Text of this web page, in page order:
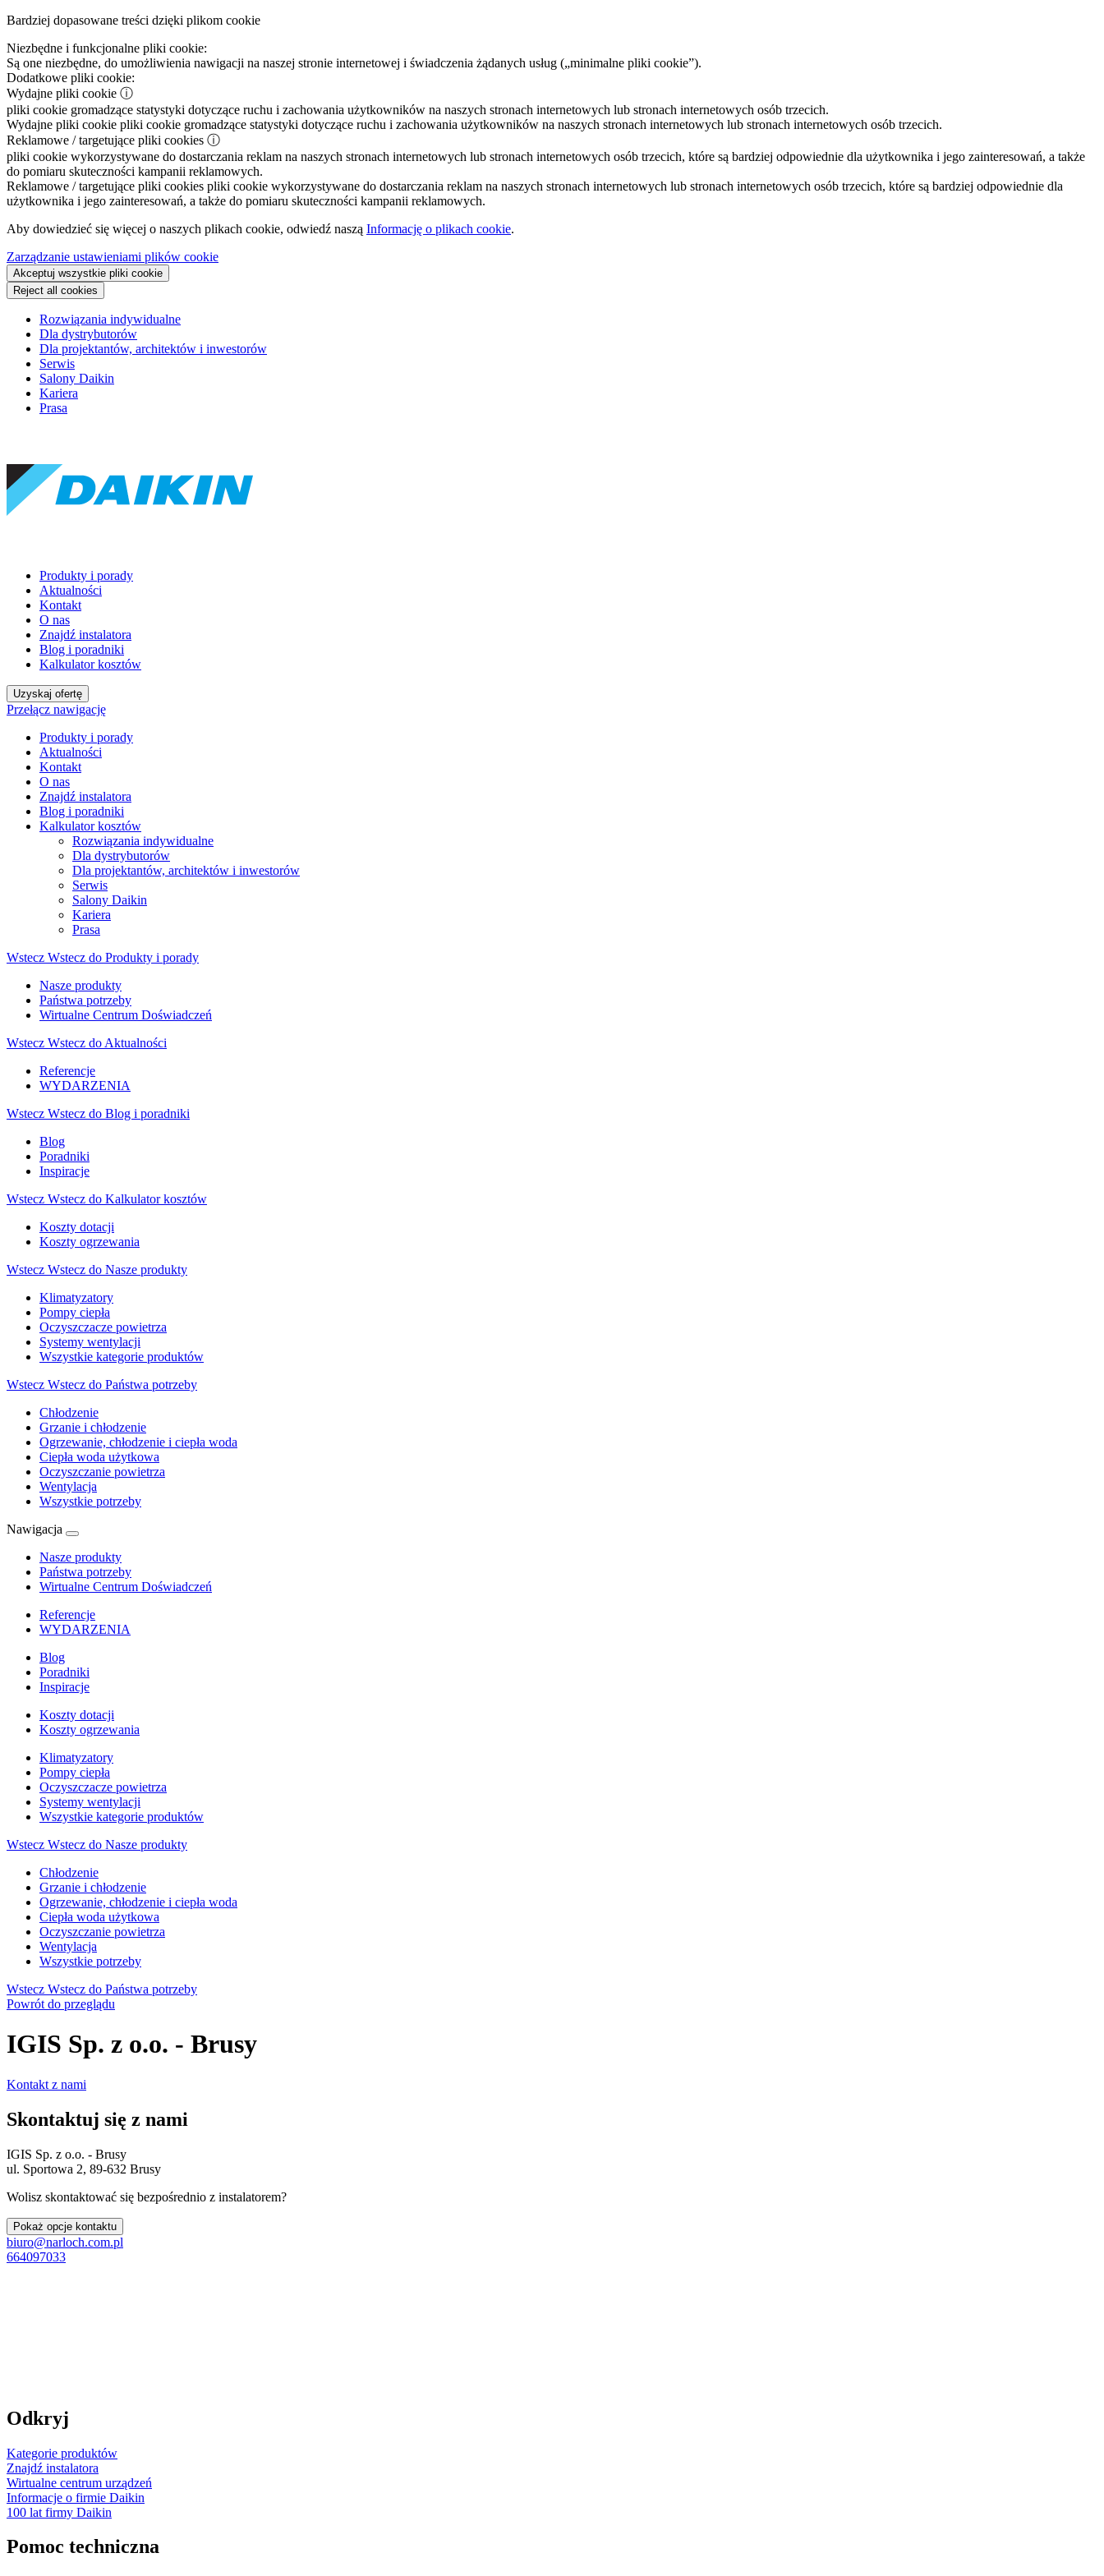
Bardziej dopasowane treści dzięki plikom cookie
Niezbędne i funkcjonalne pliki cookie:
Są one niezbędne, do umożliwienia nawigacji na naszej stronie internetowej i świadczenia żądanych usług („minimalne pliki cookie”).
Dodatkowe pliki cookie:
Wydajne pliki cookie ⓘ
pliki cookie gromadzące statystyki dotyczące ruchu i zachowania użytkowników na naszych stronach internetowych lub stronach internetowych osób trzecich.
Wydajne pliki cookie pliki cookie gromadzące statystyki dotyczące ruchu i zachowania użytkowników na naszych stronach internetowych lub stronach internetowych osób trzecich.
Reklamowe / targetujące pliki cookies ⓘ
pliki cookie wykorzystywane do dostarczania reklam na naszych stronach internetowych lub stronach internetowych osób trzecich, które są bardziej odpowiednie dla użytkownika i jego zainteresowań, a także
do pomiaru skuteczności kampanii reklamowych.
Reklamowe / targetujące pliki cookies pliki cookie wykorzystywane do dostarczania reklam na naszych stronach internetowych lub stronach internetowych osób trzecich, które są bardziej odpowiednie dla
użytkownika i jego zainteresowań, a także do pomiaru skuteczności kampanii reklamowych.
Aby dowiedzieć się więcej o naszych plikach cookie, odwiedź naszą Informację o plikach cookie.
Zarządzanie ustawieniami plików cookie
Akceptuj wszystkie pliki cookie
Reject all cookies
Rozwiązania indywidualne
Dla dystrybutorów
Dla projektantów, architektów i inwestorów
Serwis
Salony Daikin
Kariera
Prasa
Produkty i porady
Aktualności
Kontakt
O nas
Znajdź instalatora
Blog i poradniki
Kalkulator kosztów
Uzyskaj ofertę
Przełącz nawigację
Produkty i porady
Aktualności
Kontakt
O nas
Znajdź instalatora
Blog i poradniki
Kalkulator kosztów
Rozwiązania indywidualne
Dla dystrybutorów
Dla projektantów, architektów i inwestorów
Serwis
Salony Daikin
Kariera
Prasa
Wstecz Wstecz do Produkty i porady
Nasze produkty
Państwa potrzeby
Wirtualne Centrum Doświadczeń
Wstecz Wstecz do Aktualności
Referencje
WYDARZENIA
Wstecz Wstecz do Blog i poradniki
Blog
Poradniki
Inspiracje
Wstecz Wstecz do Kalkulator kosztów
Koszty dotacji
Koszty ogrzewania
Wstecz Wstecz do Nasze produkty
Klimatyzatory
Pompy ciepła
Oczyszczacze powietrza
Systemy wentylacji
Wszystkie kategorie produktów
Wstecz Wstecz do Państwa potrzeby
Chłodzenie
Grzanie i chłodzenie
Ogrzewanie, chłodzenie i ciepła woda
Ciepła woda użytkowa
Oczyszczanie powietrza
Wentylacja
Wszystkie potrzeby
Nawigacja
Nasze produkty
Państwa potrzeby
Wirtualne Centrum Doświadczeń
Referencje
WYDARZENIA
Blog
Poradniki
Inspiracje
Koszty dotacji
Koszty ogrzewania
Klimatyzatory
Pompy ciepła
Oczyszczacze powietrza
Systemy wentylacji
Wszystkie kategorie produktów
Wstecz Wstecz do Nasze produkty
Chłodzenie
Grzanie i chłodzenie
Ogrzewanie, chłodzenie i ciepła woda
Ciepła woda użytkowa
Oczyszczanie powietrza
Wentylacja
Wszystkie potrzeby
Wstecz Wstecz do Państwa potrzeby
Powrót do przeglądu
IGIS Sp. z o.o. - Brusy
Kontakt z nami
Skontaktuj się z nami
IGIS Sp. z o.o. - Brusy
ul. Sportowa 2, 89-632 Brusy
Wolisz skontaktować się bezpośrednio z instalatorem?
Pokaż opcje kontaktu
biuro@narloch.com.pl
664097033
Odkryj
Kategorie produktów
Znajdź instalatora
Wirtualne centrum urządzeń
Informacje o firmie Daikin
100 lat firmy Daikin
Pomoc techniczna